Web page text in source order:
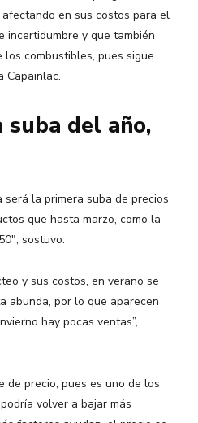
en sus costos para el
incertidumbre y que también
combustibles, pues sigue
Capainlac.
del año,
la primera suba de precios
que hasta marzo, como la
sostuvo.
y sus costos, en verano se
abunda, por lo que aparecen
hay pocas ventas”,
de precio, pues es uno de los
volver a bajar más